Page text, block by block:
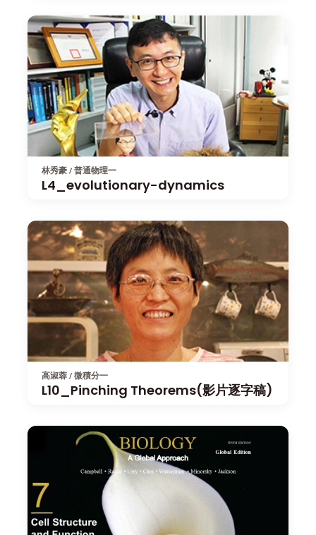
林秀豪 / 普通物理一
L4_evolutionary-dynamics
高淑蓉 / 微積分一
L10_Pinching Theorems(影片逐字稿)